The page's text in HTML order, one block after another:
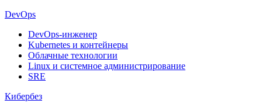
DevOps
DevOps-инженер
Kubernetes и контейнеры
Облачные технологии
Linux и системное администрирование
SRE
Кибербез